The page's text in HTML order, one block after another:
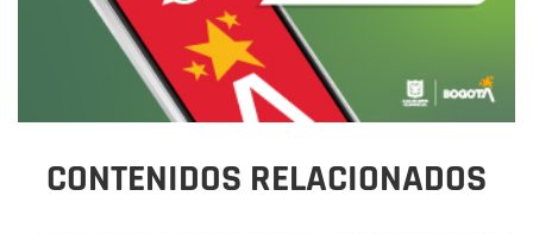
CONTENIDOS RELACIONADOS